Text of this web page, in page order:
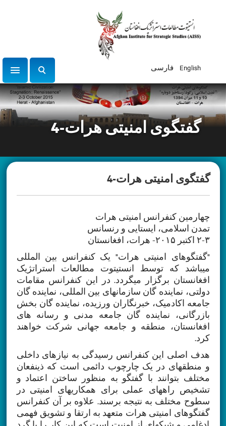
English فارسی
ج
س
ت
ج
و
گفتگوی امنیتی هرات-4
گفتگوی امنیتی هرات-4
چهارمین کنفرانس امنیتی هرات
تمدن اسلامی، ایستایی و رنسانس
۲-۳ اکتبر ۲۰۱۵- هرات، افغانستان
"گفتگوهای امنیتی هرات" یک کنفرانس بین المللی
میباشد که توسط انستیتوت مطالعات استراتژیک
افغانستان برگزار میگردد. در این کنفرانس مقامات
دولتی، نماینده گان سازمانهای بین المللی، نماینده گان
جامعه اکادمیک، خبرنگاران ورزیده، نماینده گان بخش
بازرگانی، نماینده گان جامعه مدنی و رسانه های
افغانستان، منطقه و جامعه جهانی شرکت خواهند
کرد.
هدف اصلی این کنفرانس رسیدگی به نیازهای داخلی
و منطقه­ای در یک چارچوب دائمی است که ذی­نفعان
مختلف بتوانند با گفتگو به منظور ساختن اعتماد و
تشخیص راه­های عملی برای همکاری­های امنیتی در
سطوح مختلف به نتیجه برسند. علاوه بر آن کنفرانس
گفتگوهای امنیتی هرات متعهد به ارتقا و تشویق فهمی